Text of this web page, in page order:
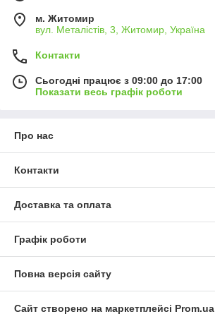
м. Житомир
вул. Металістів, 3, Житомир, Україна
Контакти
Сьогодні працює з 09:00 до 17:00
Показати весь графік роботи
Про нас
Контакти
Доставка та оплата
Графік роботи
Повна версія сайту
Сайт створено на маркетплейсі Prom.ua